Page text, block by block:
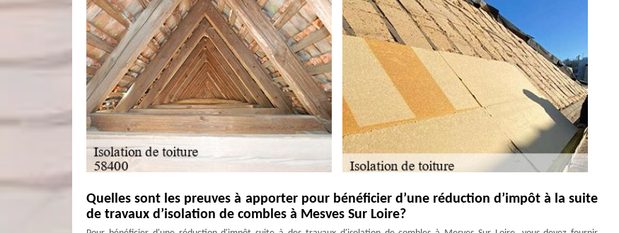
Quelles sont les preuves à apporter pour bénéficier d’une réduction d’impôt à la suite
de travaux d’isolation de combles à Mesves Sur Loire?